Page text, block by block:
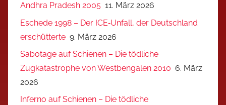
Andhra Pradesh 2005 11. März 2026
Eschede 1998 – Der ICE‑Unfall, der Deutschland
erschütterte 9. März 2026
Sabotage auf Schienen – Die tödliche
Zugkatastrophe von Westbengalen 2010 6. März
2026
Inferno auf Schienen – Die tödliche